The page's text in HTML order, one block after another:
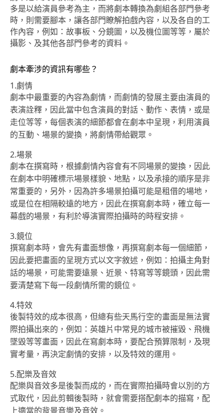
多是以給演員參考為主，而將劇本轉換為劇組各部門參考
時，則需要腳本，讓各部門瞭解拍戲內容，以及各自的工
作內容，例如：故事板、分鏡圖，以及機位圖等等，屬於
攝影、及其他各部門參考的資料。
劇本牽涉的資訊有哪些？
1.劇情
劇本中最重要的內容為劇情，而劇情的發展主要由演員的
表演詮釋，因此當中包含演員的對話、動作、表情，或是
走位等等，每個表演的細節都會在劇本中呈現，利用演員
的互動、場景的變換，將劇情帶給觀眾。
2.場景
劇本在撰寫時，根據劇情內容會有不同場景的變換，因此
在劇本中明確標示場景樣貌、地點，以及承接的順序是非
常重要的，另外，因為許多場景拍攝可能是租借的場地，
或是位在相隔較遠的地方，因此在撰寫劇本時，確立每一
幕戲的場景，有利於導演實際拍攝時的時程安排。
3.鏡位
撰寫劇本時，會先有畫面想像，再撰寫劇本每一個細節，
因此要把畫面的呈現方式以文字敘述，例如：拍攝主角對
話的場景，可能需要遠景、近景、特寫等等鏡頭，因此需
要清楚寫下每一段劇情所需的鏡位。
4.特效
後製特效的成本很高，但總有些天馬行空的畫面是無法實
際拍攝出來的，例如：英雄片中常見的城市被摧毀、飛機
墜毀等等畫面，因此在寫劇本時，要配合預算限制，及現
實考量，再決定劇情的安排，以及特效的運用。
5.配樂及音效
配樂與音效多是後製而成的，而在實際拍攝時會以別的方
式取代，因此剪輯後製時，就會需要搭配劇本的描寫，配
上適當的背景音樂及音效。